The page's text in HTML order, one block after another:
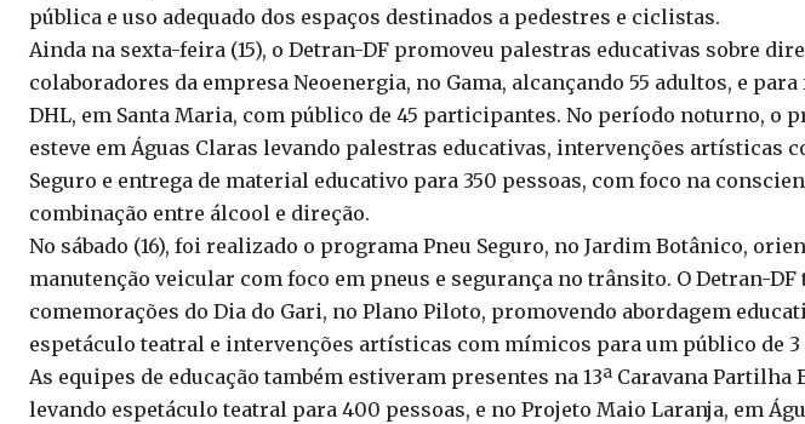
pública e uso adequado dos espaços destinados a pedestres e ciclistas.
Ainda na sexta-feira (15), o Detran-DF promoveu palestras educativas sobre
colaboradores da empresa Neoenergia, no Gama, alcançando 55 adultos, e
DHL, em Santa Maria, com público de 45 participantes. No período noturno, o
esteve em Águas Claras levando palestras educativas, intervenções artísticas
Seguro e entrega de material educativo para 350 pessoas, com foco na
combinação entre álcool e direção.
No sábado (16), foi realizado o programa Pneu Seguro, no Jardim Botânico,
manutenção veicular com foco em pneus e segurança no trânsito. O Detran-
comemorações do Dia do Gari, no Plano Piloto, promovendo abordagem
espetáculo teatral e intervenções artísticas com mímicos para um público de 3
As equipes de educação também estiveram presentes na 13ª Caravana Partilha
levando espetáculo teatral para 400 pessoas, e no Projeto Maio Laranja, em